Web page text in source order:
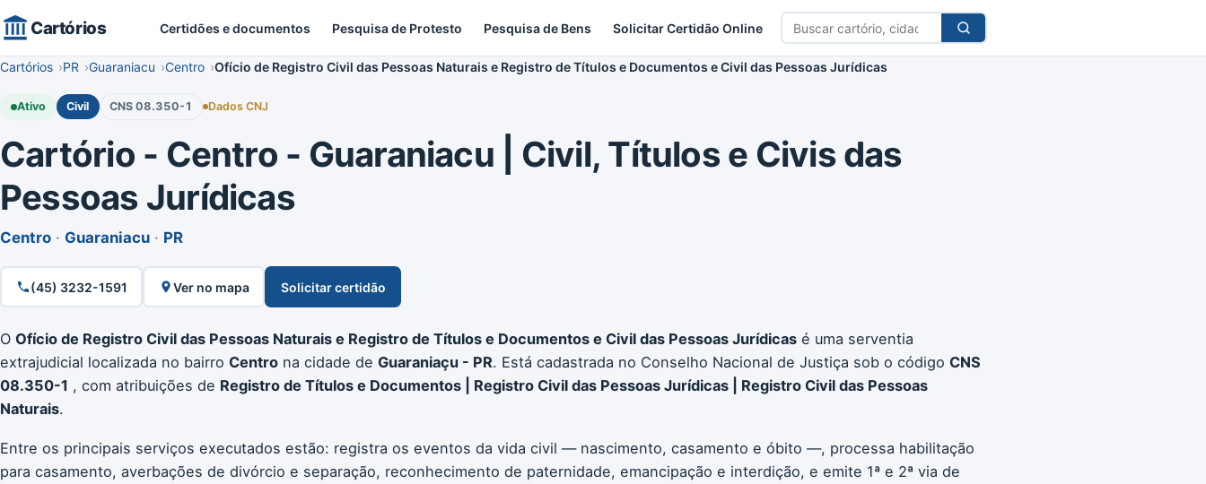
Cartórios Certidões e documentos Pesquisa de Protesto Pesquisa de Bens Solicitar Certidão Online
Buscar
cartório
Cartórios PR Guaraniacu Centro Ofício de Registro Civil das Pessoas Naturais e Registro de Títulos e Documentos e Civil das Pessoas Jurídicas
Ativo Civil CNS 08.350-1 Dados CNJ
Cartório - Centro - Guaraniacu | Civil, Títulos e Civis das
Pessoas Jurídicas
Centro · Guaraniacu · PR
(45) 3232-1591 Ver no mapa Solicitar certidão
O Ofício de Registro Civil das Pessoas Naturais e Registro de Títulos e Documentos e Civil das Pessoas Jurídicas é uma serventia
extrajudicial localizada no bairro Centro na cidade de Guaraniaçu - PR. Está cadastrada no Conselho Nacional de Justiça sob o código CNS
08.350-1 , com atribuições de Registro de Títulos e Documentos | Registro Civil das Pessoas Jurídicas | Registro Civil das Pessoas
Naturais.
Entre os principais serviços executados estão: registra os eventos da vida civil — nascimento, casamento e óbito —, processa habilitação
para casamento, averbações de divórcio e separação, reconhecimento de paternidade, emancipação e interdição, e emite 1ª e 2ª via de